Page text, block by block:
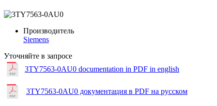
Производитель
Siemens
Уточняйте в запросе
3TY7563-0AU0 documentation in PDF in english
3TY7563-0AU0 документация в PDF на русском